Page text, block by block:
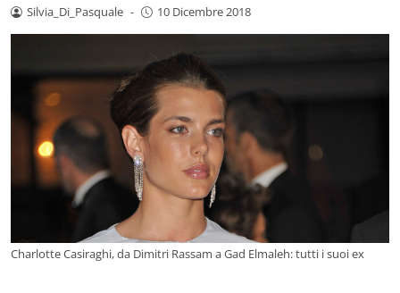
Silvia_Di_Pasquale - 10 Dicembre 2018
Charlotte Casiraghi, da Dimitri Rassam a Gad Elmaleh: tutti i suoi ex